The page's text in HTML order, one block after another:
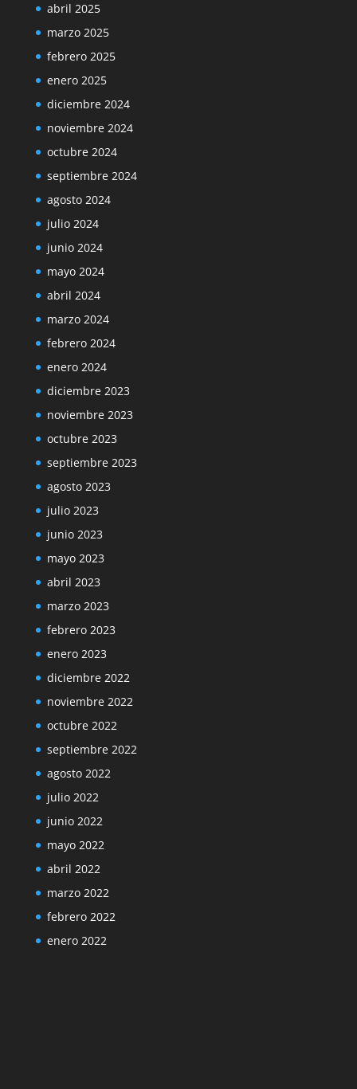
abril 2025
marzo 2025
febrero 2025
enero 2025
diciembre 2024
noviembre 2024
octubre 2024
septiembre 2024
agosto 2024
julio 2024
junio 2024
mayo 2024
abril 2024
marzo 2024
febrero 2024
enero 2024
diciembre 2023
noviembre 2023
octubre 2023
septiembre 2023
agosto 2023
julio 2023
junio 2023
mayo 2023
abril 2023
marzo 2023
febrero 2023
enero 2023
diciembre 2022
noviembre 2022
octubre 2022
septiembre 2022
agosto 2022
julio 2022
junio 2022
mayo 2022
abril 2022
marzo 2022
febrero 2022
enero 2022